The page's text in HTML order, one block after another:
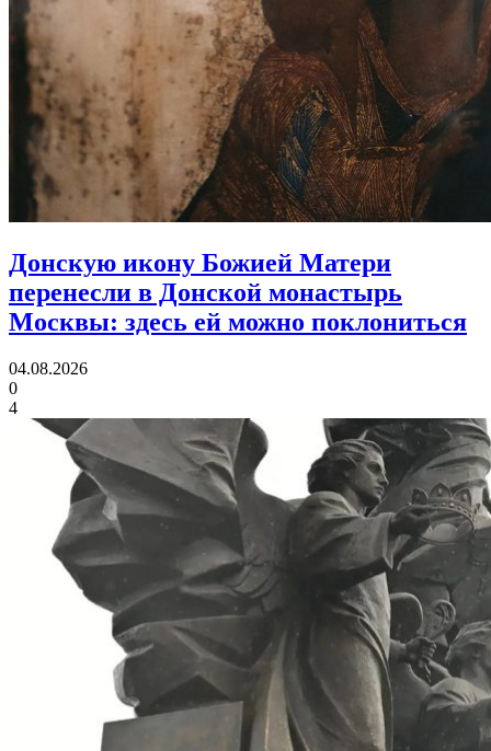
Донскую икону Божией Матери
перенесли в Донской монастырь
Москвы: здесь ей можно поклониться
04.08.2026
0
4